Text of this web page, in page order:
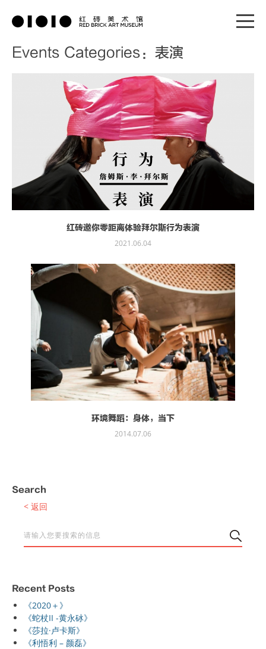
Events Categories：表演
红砖邀你零距离体验拜尔斯行为表演
2021.06.04
环境舞蹈：身体，当下
2014.07.06
Search
< 返回
Recent Posts
《2020＋》
《蛇杖II -黄永砅》
《莎拉·卢卡斯》
《利悟利 – 颜磊》